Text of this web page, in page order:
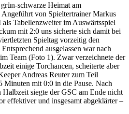
schwarze Heimat am
von Spieltertrainer Markus
als Tabellenzweiter im Auswärtsspiel
mit 2:0 uns sicherte sich damit bei
Spieltag vorzeitig den
ausgelassen war nach
Team (Foto 1). Zwar verzeichnete der
einige Torchancen, scheiterte aber
Andreas Reuter zum Teil
Minuten mit 0:0 in die Pause. Nach
siegte der GSC am Ende nicht
effektiver und insgesamt abgeklärter –